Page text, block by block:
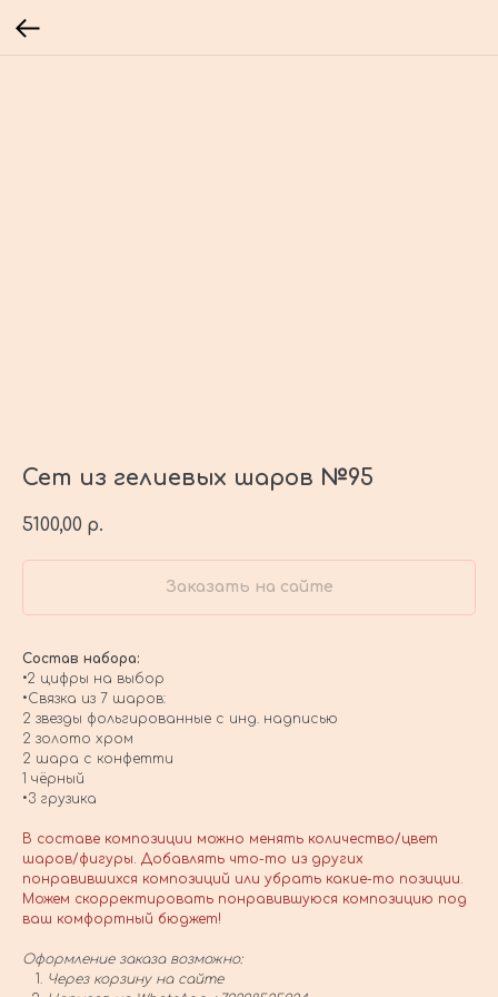
Сет из гелиевых шаров №95
5100,00 р.
Заказать на сайте
Состав набора:
•2 цифры на выбор
•Связка из 7 шаров:
2 звезды фольгированные с инд. надписью
2 золото хром
2 шара с конфетти
1 чёрный
•3 грузика
В составе композиции можно менять количество/цвет
шаров/фигуры. Добавлять что-то из других
понравившихся композиций или убрать какие-то позиции.
Можем скорректировать понравившуюся композицию под
ваш комфортный бюджет!
Оформление заказа возможно:
Через корзину на сайте